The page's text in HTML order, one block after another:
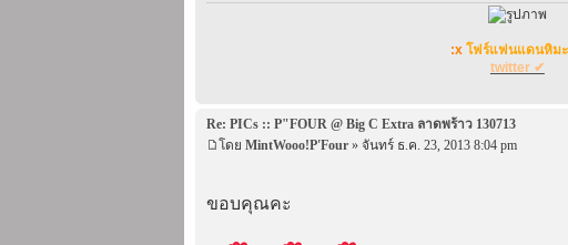
:x โฟร์แฟนแดนหิมะ
twitter ✔
Re: PICs :: P"FOUR @ Big C Extra ลาดพร้าว 130713
โดย MintWooo!P'Four » จันทร์ ธ.ค. 23, 2013 8:04 pm
ขอบคุณคะ